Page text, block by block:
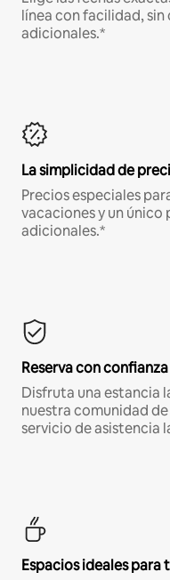
línea con facilidad,
adicionales.*
La simplicidad de
Precios especiales
vacaciones y un único
adicionales.*
Reserva con confianza
Disfruta una estancia
nuestra comunidad
servicio de asistencia
Espacios ideales